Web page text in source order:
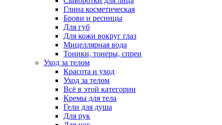
Глина косметическая
Брови и ресницы
Для губ
Для кожи вокруг глаз
Мицеллярная вода
Тоники, тонеры, спреи
Уход за телом
Красота и уход
Уход за телом
Всё в этой категории
Кремы для тела
Гели для душа
Для рук